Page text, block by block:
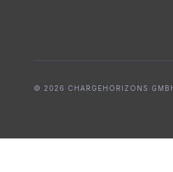
© 2026 CHARGEHORIZONS